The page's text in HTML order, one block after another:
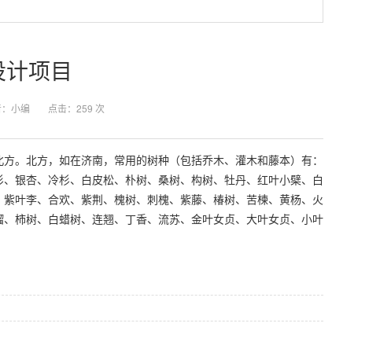
项目
小编 点击： 259 次
。北方，如在济南，常用的树种（包括乔木、灌木和藤本）有：
银杏、冷杉、白皮松、朴树、桑树、构树、牡丹、红叶小檗、白
叶李、合欢、紫荆、槐树、刺槐、紫藤、椿树、苦楝、黄杨、火
柿树、白蜡树、连翘、丁香、流苏、金叶女贞、大叶女贞、小叶